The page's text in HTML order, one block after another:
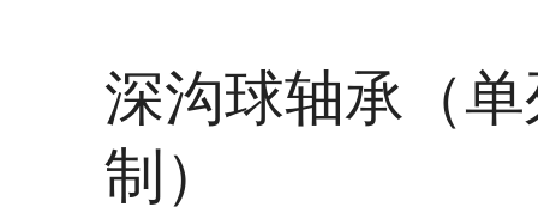
深沟球轴承（
制）